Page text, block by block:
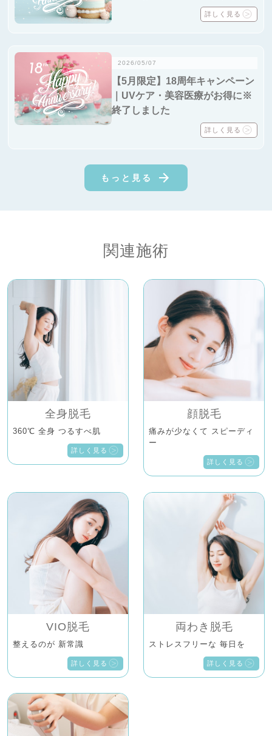
詳しく見る
2026/05/07
【5月限定】18周年キャンペーン
｜UVケア・美容医療がお得に※
終了しました
詳しく見る
もっと見る
関連施術
全身脱毛
360℃ 全身 つるすべ肌
詳しく見る
顔脱毛
痛みが少なくて スピーディ
ー
詳しく見る
VIO脱毛
整えるのが 新常識
詳しく見る
両わき脱毛
ストレスフリーな 毎日を
詳しく見る